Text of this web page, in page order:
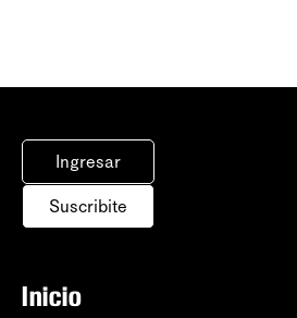
Ingresar
Suscribite
Inicio